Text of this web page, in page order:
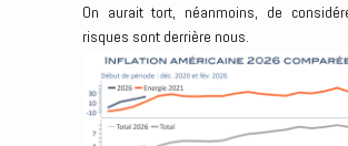
On aurait tort, néanmoins, de
risques sont derrière nous.